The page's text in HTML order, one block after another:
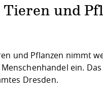
und
und Pflanzen nimmt
ein.
Dresden.